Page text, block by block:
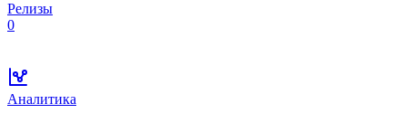
Релизы
0
Аналитика